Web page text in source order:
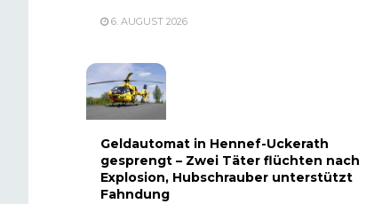
6. AUGUST 2026
Geldautomat in Hennef-Uckerath
gesprengt – Zwei Täter flüchten nach
Explosion, Hubschrauber unterstützt
Fahndung